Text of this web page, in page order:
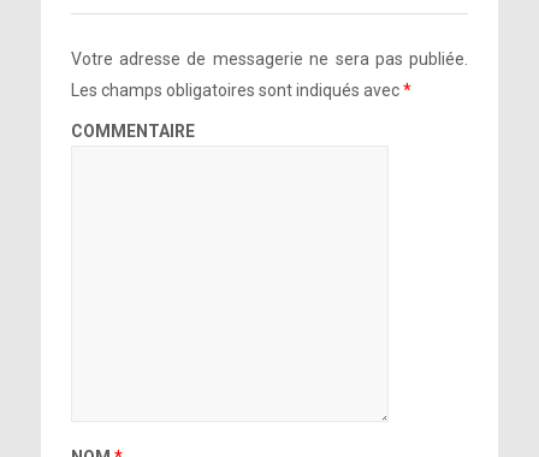
Votre adresse de messagerie ne sera pas publiée.
Les champs obligatoires sont indiqués avec*
COMMENTAIRE